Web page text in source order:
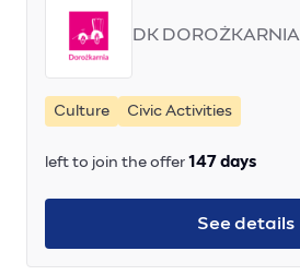
DK DOROŻKARNIA
Culture Civic Activities
left to join the offer 147 days
See details